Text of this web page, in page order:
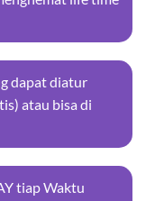
dapat diatur
atau bisa di
tiap Waktu